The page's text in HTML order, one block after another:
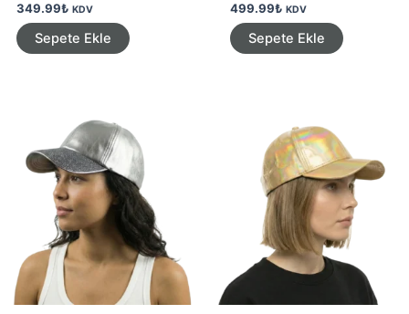
349.99₺ KDV
Sepete Ekle
499.99₺ KDV
Sepete Ekle